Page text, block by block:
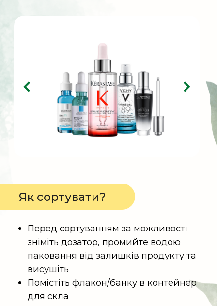
побутових відходів
Дивитися відеоінструкцію
Набори для домашнього
фарбування волосся